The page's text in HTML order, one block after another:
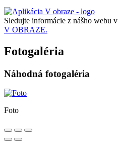
Sledujte informácie z nášho webu v
V OBRAZE.
Fotogaléria
Náhodná fotogaléria
Foto